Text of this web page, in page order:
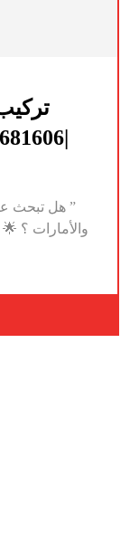
|0545681606| أسقف مستعارة
” هل تبحث
والأمارات ؟